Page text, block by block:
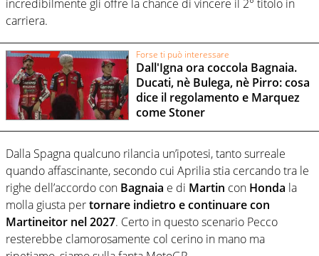
incredibilmente gli offre la chance di vincere il 2° titolo in
carriera.
Forse ti può interessare
Dall'Igna ora coccola Bagnaia.
Ducati, nè Bulega, nè Pirro: cosa
dice il regolamento e Marquez
come Stoner
Dalla Spagna qualcuno rilancia un’ipotesi, tanto surreale
quando affascinante, secondo cui Aprilia stia cercando tra le
righe dell’accordo con Bagnaia e di Martin con Honda la
molla giusta pertornare indietro e continuare con
Martineitor nel 2027. Certo in questo scenario Pecco
resterebbe clamorosamente col cerino in mano ma